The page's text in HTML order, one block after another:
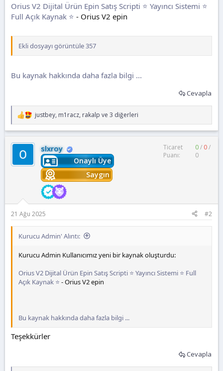
Orius V2 Dijital Ürün Epin Satış Scripti ⭐ Yayıncı Sistemi ⭐
Full Açık Kaynak ⭐ - Orius V2 epin
Ekli dosyayı görüntüle 357
Bu kaynak hakkında daha fazla bilgi ...
Cevapla
T
e
p
k
e
justbey, m1racz, rakalp ve 3 diğerleri
slxroy
Onaylı Üye
Saygın
Ticaret
Puanı:
0/ 0/
0
21 Ağu 2025 #2
Kurucu Admin' Alıntı:
Kurucu Admin Kullanıcımız yeni bir kaynak oluşturdu:
Orius V2 Dijital Ürün Epin Satış Scripti ⭐ Yayıncı Sistemi ⭐ Full
Açık Kaynak ⭐ - Orius V2 epin
Bu kaynak hakkında daha fazla bilgi ...
Teşekkürler
Cevapla